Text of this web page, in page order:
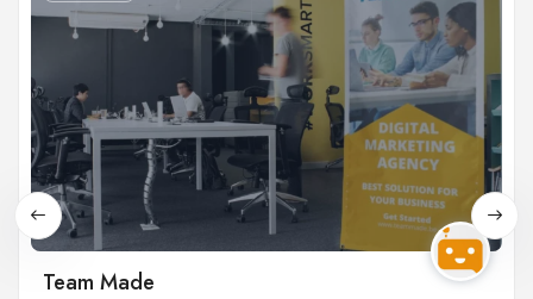
Team Made